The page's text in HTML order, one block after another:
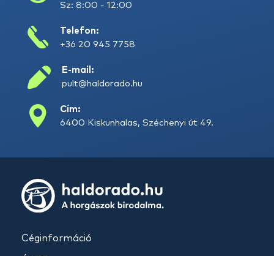
Sz: 8:00 - 12:00
Telefon:
+36 20 945 7758
E-mail:
pult@haldorado.hu
Cím:
6400 Kiskunhalas, Széchenyi út 49.
Céginformáció